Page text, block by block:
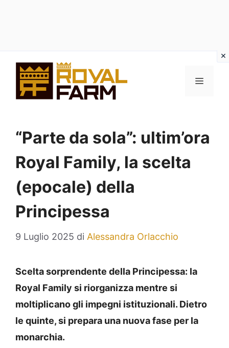
contenuto
MENU
“Parte da sola”: ultim’ora
Royal Family, la scelta
(epocale) della
Principessa
9 Luglio 2025 di Alessandra Orlacchio
Scelta sorprendente della Principessa: la
Royal Family si riorganizza mentre si
moltiplicano gli impegni istituzionali. Dietro
le quinte, si prepara una nuova fase per la
monarchia.